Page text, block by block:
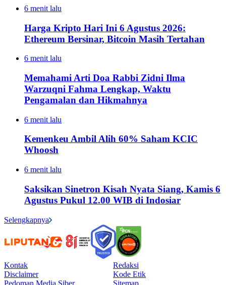
6 menit lalu
Harga Kripto Hari Ini 6 Agustus 2026:
Ethereum Bersinar, Bitcoin Masih Tertahan
6 menit lalu
Memahami Arti Doa Rabbi Zidni Ilma
Warzuqni Fahma Lengkap, Waktu
Pengamalan dan Hikmahnya
6 menit lalu
Kemenkeu Ambil Alih 60% Saham KCIC
Whoosh
6 menit lalu
Saksikan Sinetron Kisah Nyata Siang, Kamis 6
Agustus Pukul 12.00 WIB di Indosiar
Selengkapnya
Kontak
Redaksi
Disclaimer
Kode Etik
Pedoman Media Siber
Sitemap